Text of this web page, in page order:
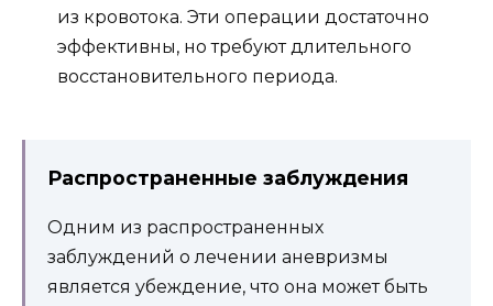
из кровотока. Эти операции достаточно
эффективны, но требуют длительного
восстановительного периода.
Распространенные заблуждения
Одним из распространенных
заблуждений о лечении аневризмы
является убеждение, что она может быть